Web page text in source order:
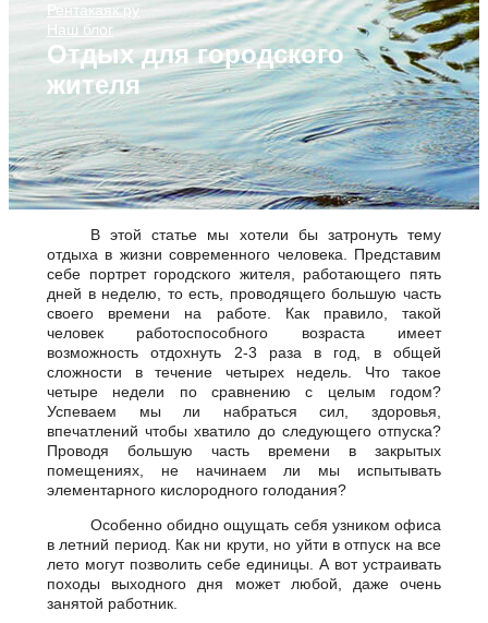
Рентакаяк.ру
Наш блог
Отдых для городского
жителя
В этой статье мы хотели бы затронуть тему
отдыха в жизни современного человека. Представим
себе портрет городского жителя, работающего пять
дней в неделю, то есть, проводящего большую часть
своего времени на работе. Как правило, такой
человек работоспособного возраста имеет
возможность отдохнуть 2-3 раза в год, в общей
сложности в течение четырех недель. Что такое
четыре недели по сравнению с целым годом?
Успеваем мы ли набраться сил, здоровья,
впечатлений чтобы хватило до следующего отпуска?
Проводя большую часть времени в закрытых
помещениях, не начинаем ли мы испытывать
элементарного кислородного голодания?
Особенно обидно ощущать себя узником офиса
в летний период. Как ни крути, но уйти в отпуск на все
лето могут позволить себе единицы. А вот устраивать
походы выходного дня может любой, даже очень
занятой работник.